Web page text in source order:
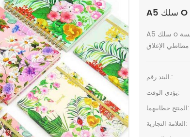
A5 سلك o ملزمة فن ورقة مذكرات, تغطية مع نمط زهرة و لمسة
البند رقم.:
يؤدي الوقت:
المنتج خطابيهما:
العلامة التجارية: